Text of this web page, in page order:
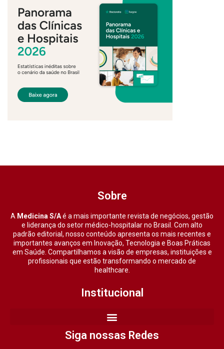
Sobre
A Medicina S/Aé a mais importante revista de negócios, gestão
e liderança do setor médico-hospitalar no Brasil. Com alto
padrão editorial, nosso conteúdo apresenta os mais recentes e
importantes avanços em Inovação, Tecnologia e Boas Práticas
em Saúde. Compartilhamos a visão de empresas, instituições e
profissionais que estão transformando o mercado de
healthcare.
Institucional
Siga nossas Redes